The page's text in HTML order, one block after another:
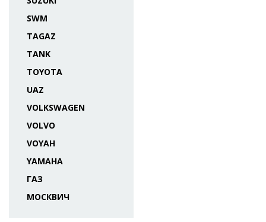
SWM
TAGAZ
TANK
TOYOTA
UAZ
VOLKSWAGEN
VOLVO
VOYAH
YAMAHA
ГАЗ
МОСКВИЧ